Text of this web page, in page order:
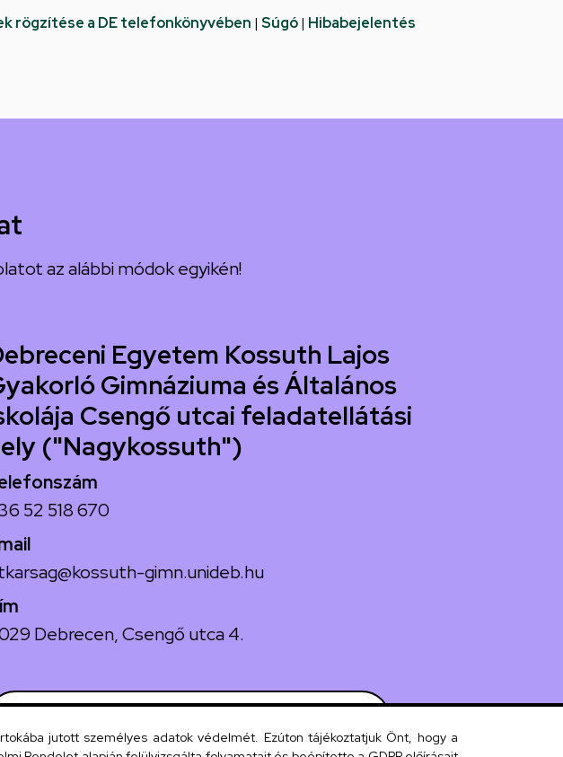
rögzítése a DE telefonkönyvében | Súgó| Hibabejelentés
az alábbi módok egyikén!
Egyetem Kossuth Lajos
Gimnáziuma és Általános
Csengő utcai feladatellátási
("Nagykossuth")
52 518 670
gimn.unideb.hu
Debrecen, Csengő utca 4.
jutott személyes adatok védelmét. Ezúton tájékoztatjuk Önt, hogy a